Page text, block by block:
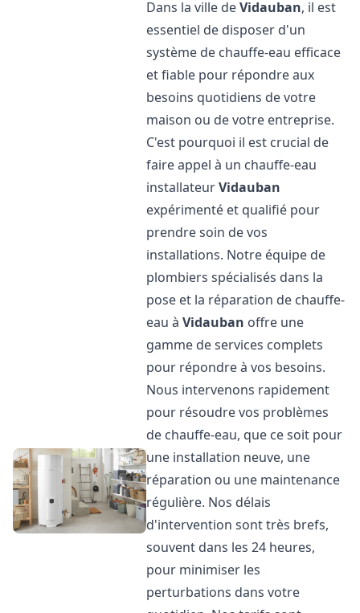
Dans la ville deVidauban, il est
essentiel de disposer d'un
système de chauffe-eau efficace
et fiable pour répondre aux
besoins quotidiens de votre
maison ou de votre entreprise.
C'est pourquoi il est crucial de
faire appel à un chauffe-eau
installateurVidauban
expérimenté et qualifié pour
prendre soin de vos
installations. Notre équipe de
plombiers spécialisés dans la
pose et la réparation de chauffe-
eau àVidauban offre une
gamme de services complets
pour répondre à vos besoins.
Nous intervenons rapidement
pour résoudre vos problèmes
de chauffe-eau, que ce soit pour
une installation neuve, une
réparation ou une maintenance
régulière. Nos délais
d'intervention sont très brefs,
souvent dans les 24 heures,
pour minimiser les
perturbations dans votre